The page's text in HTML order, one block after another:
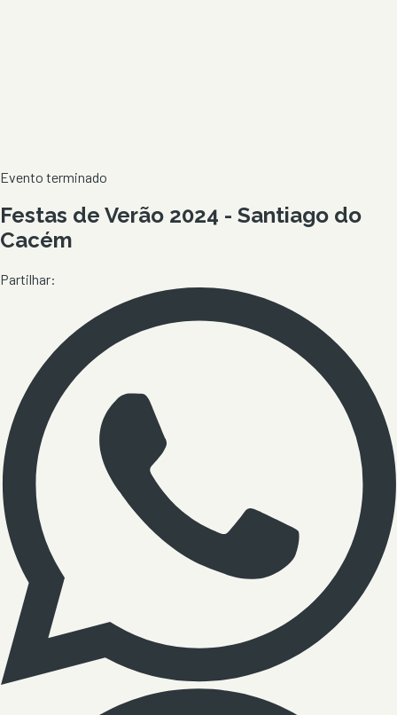
Evento terminado
Festas de Verão 2024 - Santiago do
Cacém
Partilhar: